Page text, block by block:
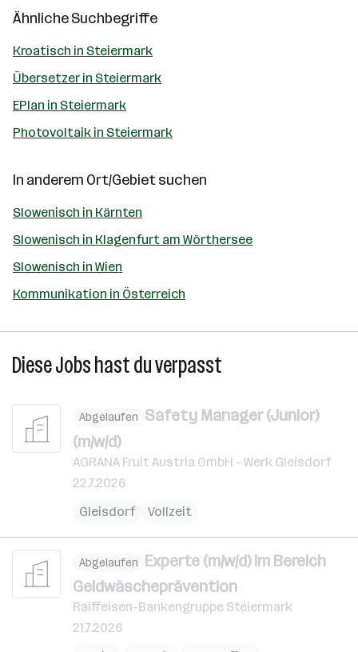
Ähnliche Suchbegriffe
Kroatisch in Steiermark
Übersetzer in Steiermark
EPlan in Steiermark
Photovoltaik in Steiermark
In anderem Ort/Gebiet suchen
Slowenisch in Kärnten
Slowenisch in Klagenfurt am Wörthersee
Slowenisch in Wien
Kommunikation in Österreich
Diese Jobs hast du verpasst
Abgelaufen Safety Manager (Junior)
(m/w/d)
AGRANA Fruit Austria GmbH - Werk Gleisdorf
22.7.2026
Gleisdorf
Vollzeit
Abgelaufen Experte (m/w/d) im Bereich
Geldwäscheprävention
Raiffeisen-Bankengruppe Steiermark
21.7.2026